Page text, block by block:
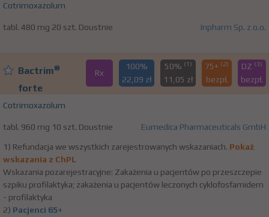
Cotrimoxazolum
tabl. 480 mg 20 szt. Doustnie Inpharm Sp. z o.o.
Bactrim®
forte
Rx
100%
22,09 zł
50% (1)
11,05 zł
75+ (2)
bezpł.
DZ (3)
bezpł.
Cotrimoxazolum
tabl. 960 mg 10 szt. Doustnie Eumedica Pharmaceuticals GmbH
1) Refundacja we wszystkich zarejestrowanych wskazaniach. Pokaż
wskazania z ChPL
Wskazania pozarejestracyjne: Zakażenia u pacjentów po przeszczepie
szpiku profilaktyka; zakażenia u pacjentów leczonych cyklofosfamidem
- profilaktyka
2) Pacjenci 65+